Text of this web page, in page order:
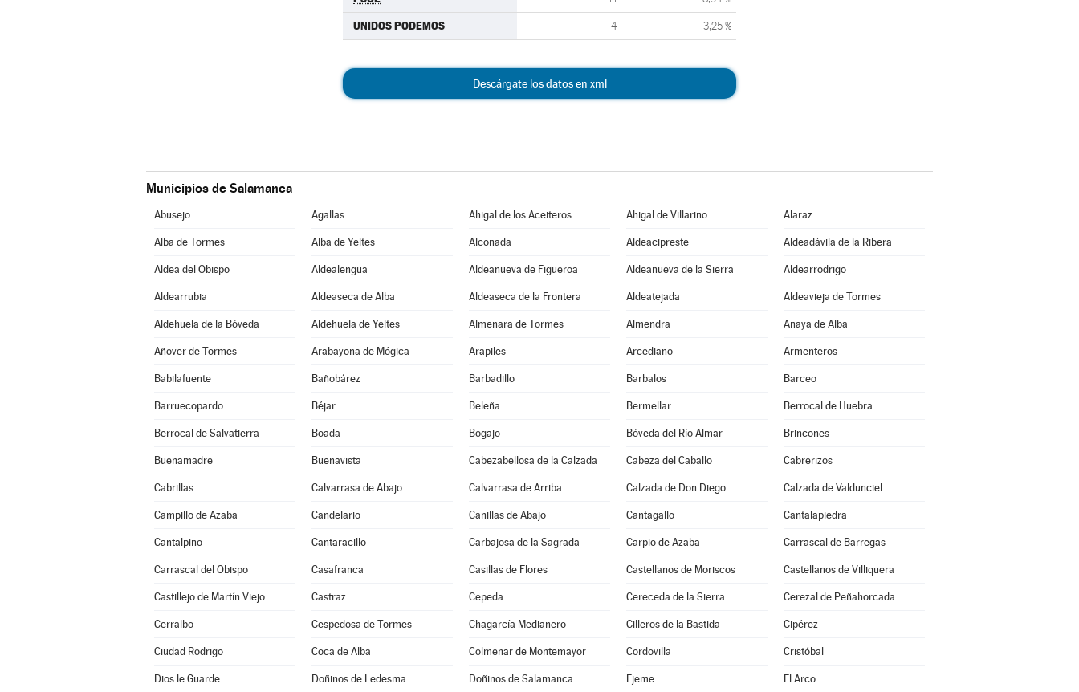
UNIDOS PODEMOS 4 3,25 %
Descárgate los datos en xml
Municipios de Salamanca
Abusejo Agallas Ahigal de los Aceiteros Ahigal de Villarino Alaraz
Alba de Tormes Alba de Yeltes Alconada Aldeacipreste Aldeadávila de la Ribera
Aldea del Obispo Aldealengua Aldeanueva de Figueroa Aldeanueva de la Sierra Aldearrodrigo
Aldearrubia Aldeaseca de Alba Aldeaseca de la Frontera Aldeatejada Aldeavieja de Tormes
Aldehuela de la Bóveda Aldehuela de Yeltes Almenara de Tormes Almendra Anaya de Alba
Añover de Tormes Arabayona de Mógica Arapiles Arcediano Armenteros
Babilafuente Bañobárez Barbadillo Barbalos Barceo
Barruecopardo Béjar Beleña Bermellar Berrocal de Huebra
Berrocal de Salvatierra Boada Bogajo Bóveda del Río Almar Brincones
Buenamadre Buenavista Cabezabellosa de la Calzada Cabeza del Caballo Cabrerizos
Cabrillas Calvarrasa de Abajo Calvarrasa de Arriba Calzada de Don Diego Calzada de Valdunciel
Campillo de Azaba Candelario Canillas de Abajo Cantagallo Cantalapiedra
Cantalpino Cantaracillo Carbajosa de la Sagrada Carpio de Azaba Carrascal de Barregas
Carrascal del Obispo Casafranca Casillas de Flores Castellanos de Moriscos Castellanos de Villiquera
Castillejo de Martín Viejo Castraz Cepeda Cereceda de la Sierra Cerezal de Peñahorcada
Cerralbo Cespedosa de Tormes Chagarcía Medianero Cilleros de la Bastida Cipérez
Ciudad Rodrigo Coca de Alba Colmenar de Montemayor Cordovilla Cristóbal
Dios le Guarde Doñinos de Ledesma Doñinos de Salamanca Ejeme El Arco